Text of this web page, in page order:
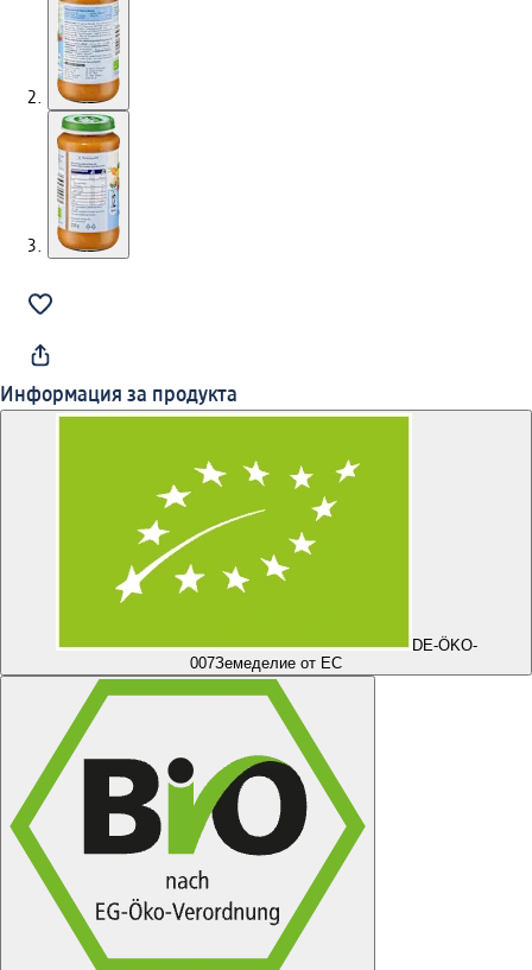
Информация за продукта
DE-ÖKO-
007Земеделие от ЕС